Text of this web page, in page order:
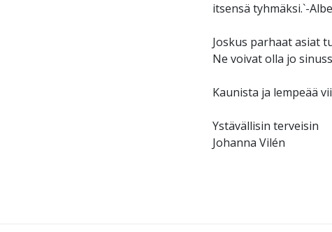
itsensä tyhmäksi.`-
Joskus parhaat asiat
Ne voivat olla jo
Kaunista ja lempeää
Ystävällisin terveisin
Johanna Vilén